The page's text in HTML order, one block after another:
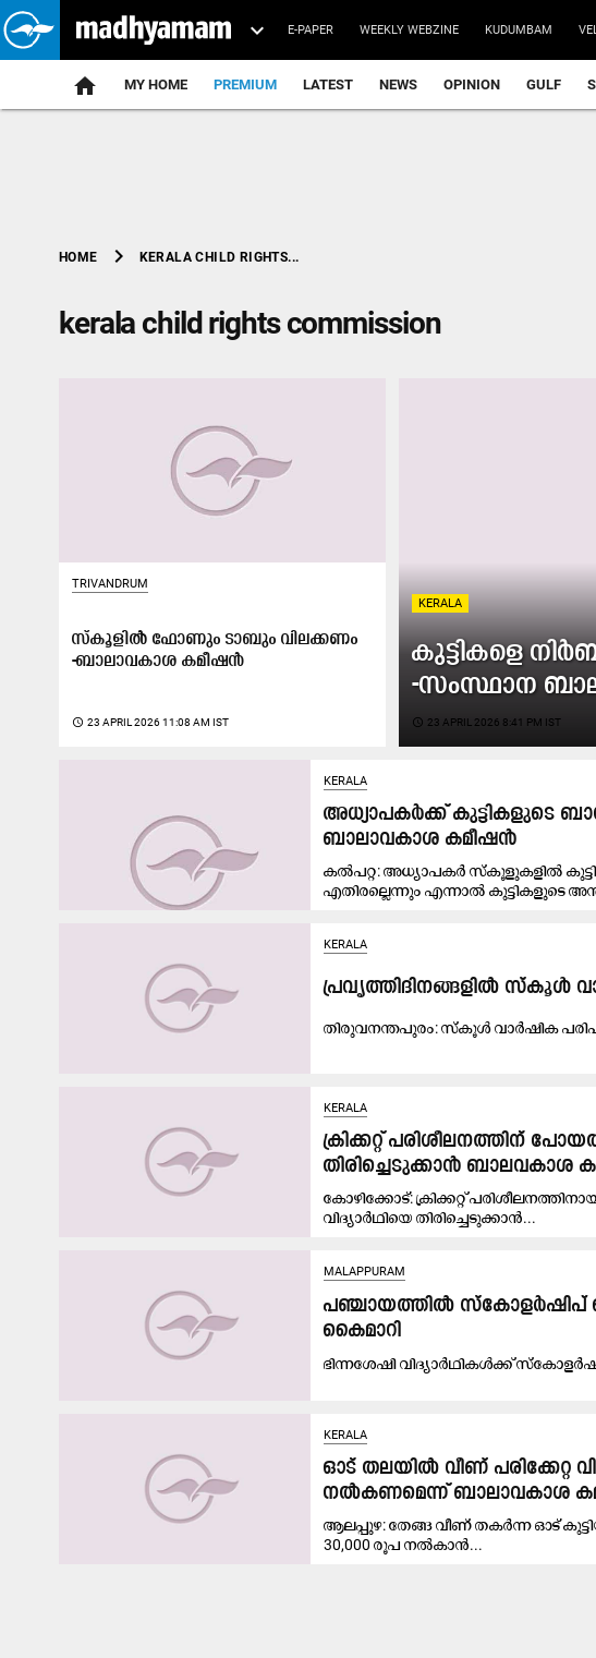
E-PAPER WEEKLY WEBZINE KUDUMBAM
home MY HOME PREMIUM LATEST NEWS OPINION GULF
HOME chevron_right KERALA CHILD RIGHTS...
kerala child rights commission
KERALA
കുട്ടികളെ
-സംസ്ഥാന
access_time 23 APRIL 2026 8:41 PM IST
TRIVANDRUM
സ്കൂളിൽ ഫോണും ടാബും വിലക്കണം
-ബാലാവകാശ കമീഷൻ
access_time 23 APRIL 2026 11:08 AM IST
KERALA
അധ്യാപകര്‍ക്ക് കുട്ടികളുടെ
ബാലാവകാശ കമീഷൻ
കൽപറ്റ: അധ്യാപകര്‍ സ്കൂളുകളിൽ
എതിരല്ലെന്നും എന്നാൽ കുട്ടികളുടെ
KERALA
പ്രവൃത്തിദിനങ്ങളിൽ സ്‌കൂൾ
തി​രു​വ​ന​ന്ത​പു​രം: സ്‌​കൂ​ൾ വാ​ർ​ഷി​ക
KERALA
ക്രിക്കറ്റ് പരിശീലനത്തിന്
തിരിച്ചെടുക്കാൻ ബാലവകാശ
കോഴിക്കോട്: ക്രിക്കറ്റ്
വിദ്യാർഥിയെ തിരിച്ചെടുക്കാൻ...
MALAPPURAM
പഞ്ചായത്തില്‍ സ്കോളർഷിപ്
കൈമാറി
ഭിന്നശേഷി വിദ്യാർഥികൾക്ക്
KERALA
ഓട് തലയില്‍ വീണ് പരിക്കേറ്റ
നല്‍കണമെന്ന് ബാലാവകാശ
ആലപ്പുഴ: തേങ്ങ വീണ് തകര്‍ന്ന ഓട്
30,000 രൂപ നല്‍കാന്‍...